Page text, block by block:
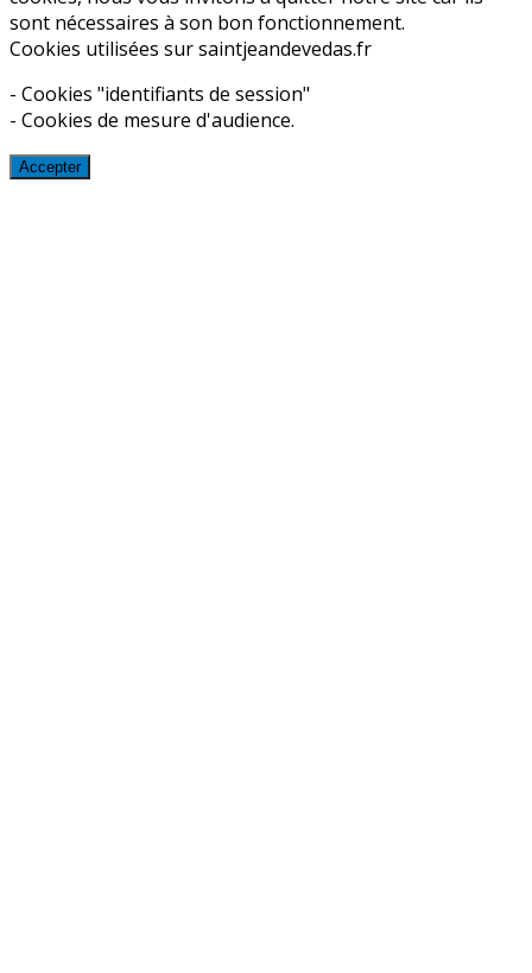
sont nécessaires à son bon fonctionnement.
Cookies utilisées sur saintjeandevedas.fr
- Cookies "identifiants de session"
- Cookies de mesure d'audience.
Accepter